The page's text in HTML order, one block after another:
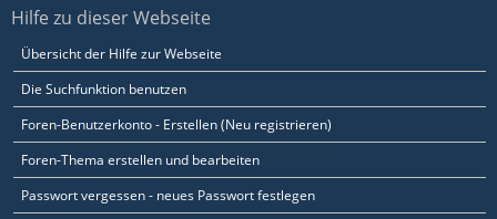
Hilfe zu dieser Webseite
Übersicht der Hilfe zur Webseite
Die Suchfunktion benutzen
Foren-Benutzerkonto - Erstellen (Neu registrieren)
Foren-Thema erstellen und bearbeiten
Passwort vergessen - neues Passwort festlegen